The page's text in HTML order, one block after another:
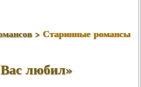
>Старинные романсы
любил»